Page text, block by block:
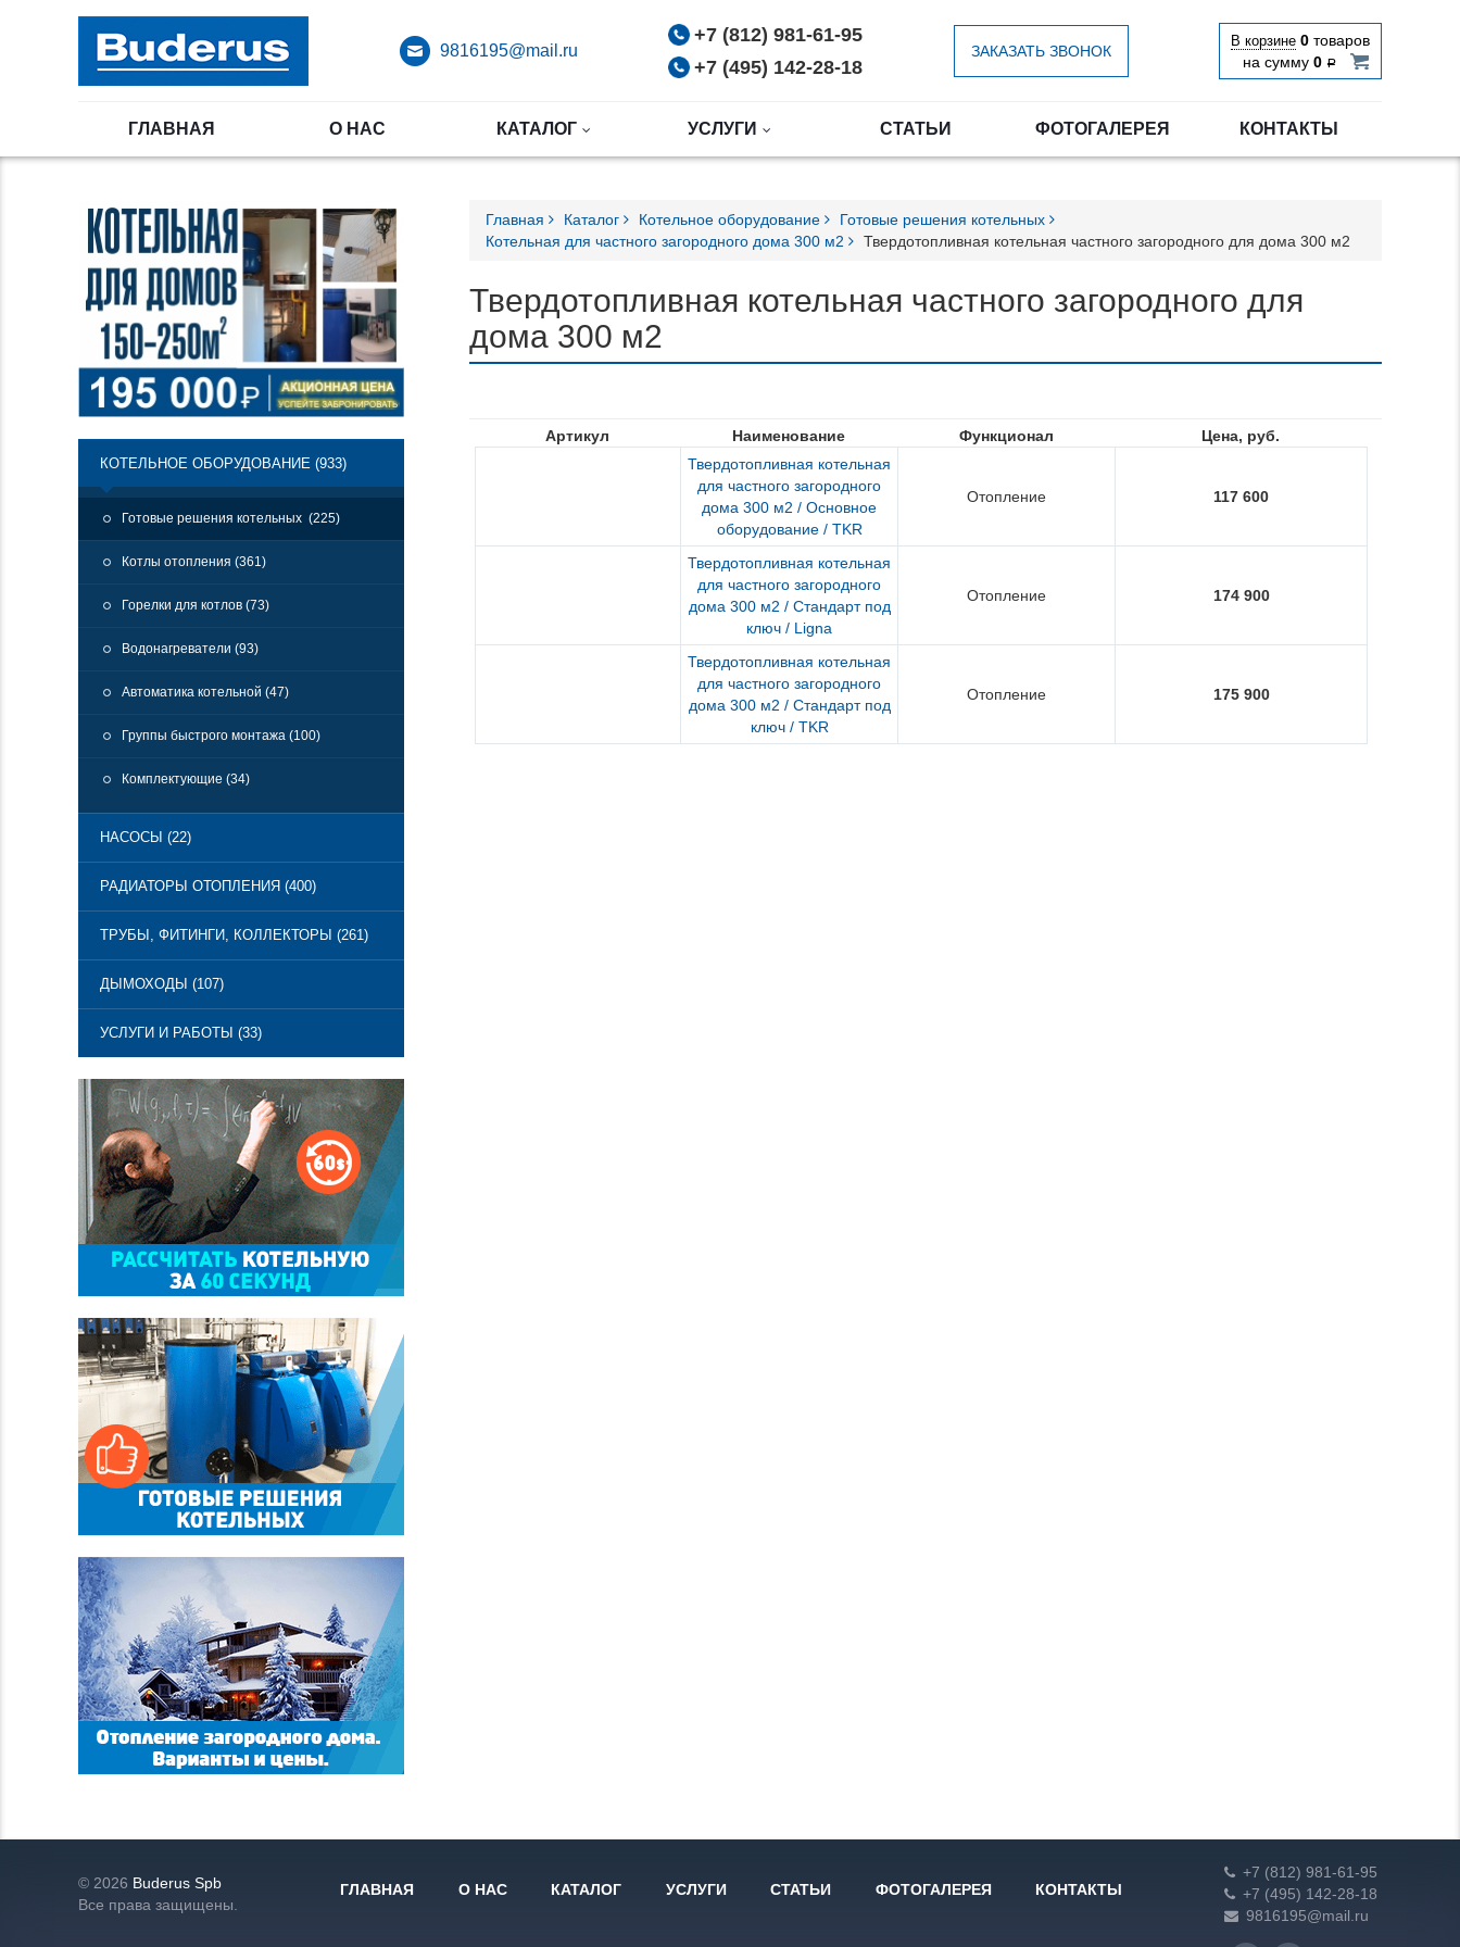
9816195@mail.ru
+7 (812) 981-61-95
+7 (495) 142-28-18
ЗАКАЗАТЬ ЗВОНОК
В корзине 0 товаров
на сумму 0 Р
ГЛАВНАЯ О НАС КАТАЛОГ УСЛУГИ СТАТЬИ ФОТОГАЛЕРЕЯ КОНТАКТЫ
Главная Каталог Котельное оборудование
Готовые решения котельных
Котельная для частного загородного дома 300 м2
Твердотопливная котельная частного загородного для дома 300 м2
Твердотопливная котельная частного загородного для
дома 300 м2
Артикул Наименование Функционал
Цена, руб.
Твердотопливная котельная
для частного загородного
дома 300 м2 / Основное
оборудование / TKR
Отопление 117 600
Твердотопливная котельная
для частного загородного
дома 300 м2 / Стандарт под
ключ / Ligna
Отопление 174 900
Твердотопливная котельная
для частного загородного
дома 300 м2 / Стандарт под
ключ / TKR
Отопление 175 900
КОТЕЛЬНОЕ ОБОРУДОВАНИЕ (933)
Готовые решения котельных (225)
Котлы отопления (361)
Горелки для котлов (73)
Водонагреватели (93)
Автоматика котельной (47)
Группы быстрого монтажа (100)
Комплектующие (34)
НАСОСЫ (22)
РАДИАТОРЫ ОТОПЛЕНИЯ (400)
ТРУБЫ, ФИТИНГИ, КОЛЛЕКТОРЫ (261)
ДЫМОХОДЫ (107)
УСЛУГИ И РАБОТЫ (33)
© 2026 Buderus Spb
Все права защищены.
ГЛАВНАЯ О НАС КАТАЛОГ УСЛУГИ СТАТЬИ ФОТОГАЛЕРЕЯ КОНТАКТЫ
+7 (812) 981-61-95
+7 (495) 142-28-18
9816195@mail.ru